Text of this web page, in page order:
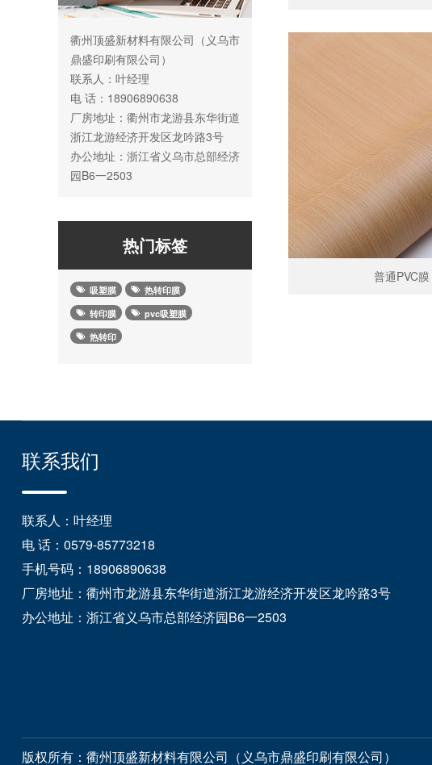
衢州顶盛新材料有限公司（义乌市
鼎盛印刷有限公司）
联系人：叶经理
电 话：18906890638
厂房地址：衢州市龙游县东华街道
浙江龙游经济开发区龙吟路3号
办公地址：浙江省义乌市总部经济
园B6一2503
热门标签
吸塑膜
热转印膜
转印膜
pvc吸塑膜
热转印
普通PVC膜
联系我们
联系人：叶经理
电 话：0579-85773218
手机号码：18906890638
厂房地址：衢州市龙游县东华街道浙江龙游经济开发区龙吟路3号
办公地址：浙江省义乌市总部经济园B6一2503
版权所有：衢州顶盛新材料有限公司（义乌市鼎盛印刷有限公司）